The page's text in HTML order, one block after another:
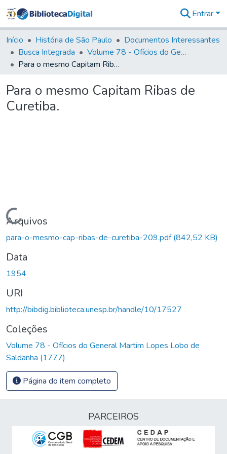
&
Coleções
Tudo na
Biblioteca
Estatísticas
Entrar
Início História de São Paulo
Documentos Interessantes
Busca Integrada
Volume 78 - Ofícios do General Martim Lopes Lobo de Saldanha (1777)
Para o mesmo Capitam Ribas de Curetiba.
Para o mesmo Capitam Ribas de
Curetiba.
Carregando...
Arquivos
para-o-mesmo-cap-ribas-de-curetiba-209.pdf(842,52 KB)
Data
1954
URI
http://bibdig.biblioteca.unesp.br/handle/10/17527
Coleções
Volume 78 - Ofícios do General Martim Lopes Lobo de
Saldanha (1777)
Página do item completo
PARCEIROS